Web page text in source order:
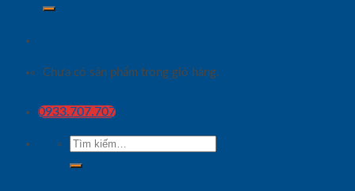
Chưa có sản phẩm trong giỏ hàng.
0933.707.707
Tìm
kiếm: